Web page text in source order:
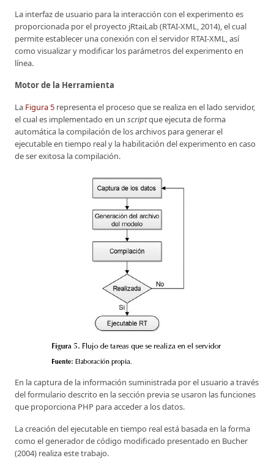
La interfaz de usuario para la interacción con el experimento es
proporcionada por el proyecto jRtaiLab (RTAI-XML, 2014), el cual
permite establecer una conexión con el servidor RTAI-XML, así
como visualizar y modificar los parámetros del experimento en
línea.
Motor de la Herramienta
La Figura 5 representa el proceso que se realiza en el lado servidor,
el cual es implementado en un scriptque ejecuta de forma
automática la compilación de los archivos para generar el
ejecutable en tiempo real y la habilitación del experimento en caso
de ser exitosa la compilación.
En la captura de la información suministrada por el usuario a través
del formulario descrito en la sección previa se usaron las funciones
que proporciona PHP para acceder a los datos.
La creación del ejecutable en tiempo real está basada en la forma
como el generador de código modificado presentado en Bucher
(2004) realiza este trabajo.